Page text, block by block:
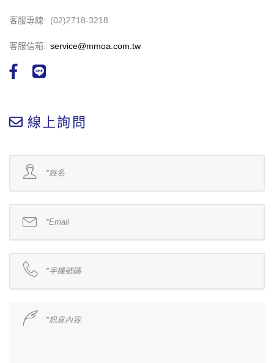
客服專線 (02)2718-3218
客服信箱 service@mmoa.com.tw
線上詢問
*姓名
*Email
*手機號碼
*訊息內容